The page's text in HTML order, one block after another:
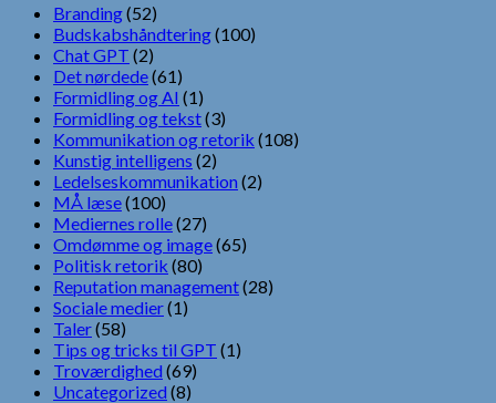
Branding(52)
Budskabshåndtering(100)
Chat GPT (2)
Det nørdede(61)
Formidling og AI (1)
Formidling og tekst(3)
Kommunikation og retorik (108)
Kunstig intelligens (2)
Ledelseskommunikation (2)
MÅ læse(100)
Mediernes rolle(27)
Omdømme og image(65)
Politisk retorik (80)
Reputation management(28)
Sociale medier(1)
Taler(58)
Tips og tricks til GPT (1)
Troværdighed (69)
Uncategorized (8)